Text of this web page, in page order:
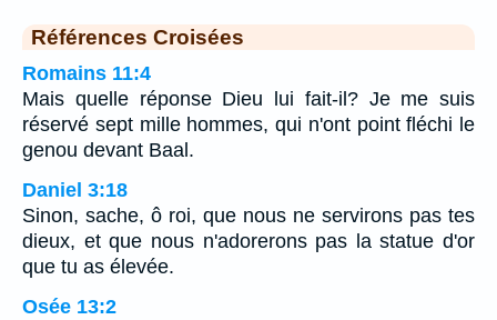
Références Croisées
Romains 11:4
Mais quelle réponse Dieu lui fait-il? Je me suis
réservé sept mille hommes, qui n'ont point fléchi le
genou devant Baal.
Daniel 3:18
Sinon, sache, ô roi, que nous ne servirons pas tes
dieux, et que nous n'adorerons pas la statue d'or
que tu as élevée.
Osée 13:2